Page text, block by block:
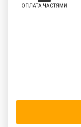
ОПЛАТА ЧАСТЯМИ